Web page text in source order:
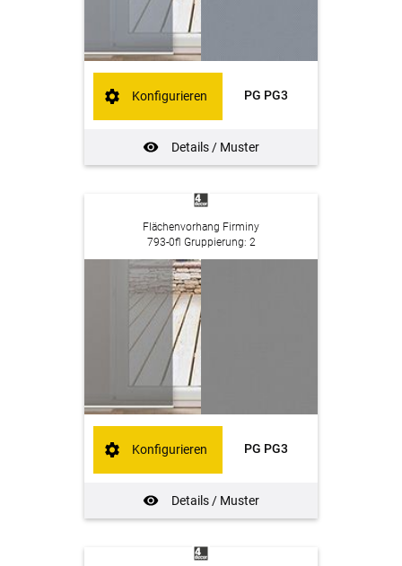
PG PG3
Details / Muster
Konfigurieren
Flächenvorhang Firminy
793-0fl Gruppierung: 2
PG PG3
Details / Muster
Konfigurieren